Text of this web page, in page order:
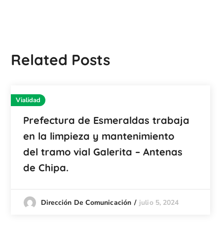
Related Posts
Vialidad
Prefectura de Esmeraldas trabaja
en la limpieza y mantenimiento
del tramo vial Galerita – Antenas
de Chipa.
Dirección De Comunicación julio 5, 2024